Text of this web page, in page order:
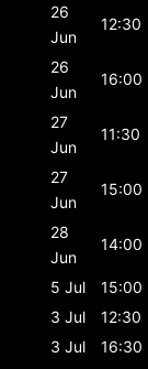
26
Jun
12:30
26
Jun
16:00
27
Jun
11:30
27
Jun
15:00
28
Jun
14:00
5 Jul
15:00
3 Jul
12:30
3 Jul
16:30